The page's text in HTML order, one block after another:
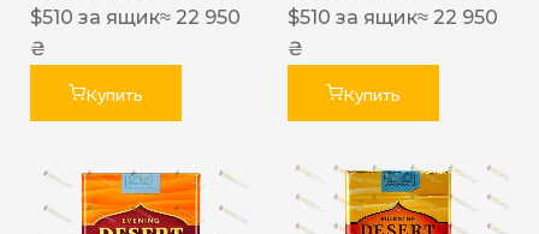
$510 за ящик≈ 22 950
₴
Купить
$510 за ящик≈ 22 950
₴
Купить